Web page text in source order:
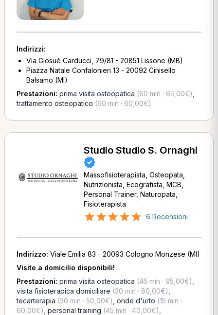
Indirizzi:
Via Giosuè Carducci, 79/81 - 20851 Lissone (MB)
Piazza Natale Confalonieri 13 - 20092 Cinisello
Balsamo (MI)
Prestazioni: prima visita osteopatica (60 min · 65,00€)
trattamento osteopatico (60 min · 60,00€)
Studio Studio S. Ornaghi
Massofisioterapista, Osteopata,
Nutrizionista, Ecografista, MCB,
Personal Trainer, Naturopata,
Fisioterapista
6 Recensioni
Indirizzo: Viale Emilia 83 - 20093 Cologno Monzese (MI)
Visite a domicilio disponibili!
Prestazioni: prima visita osteopatica (45 min · 95,00€)
visita fisioterapica domiciliare (30 min · 80,00€)
tecarterapia (30 min · 50,00€) onde d'urto (15 min ·
60,00€) personal training (45 min · 40,00€)